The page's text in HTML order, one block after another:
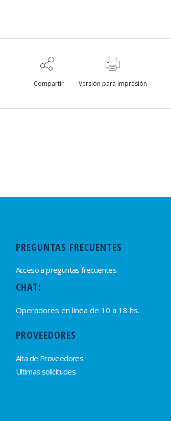
Compartir Versión para impresión
PREGUNTAS FRECUENTES
Acceso a preguntas frecuentes
CHAT:
Operadores en línea de 10 a 18 hs.
PROVEEDORES
Alta de Proveedores
Ultimas solicitudes